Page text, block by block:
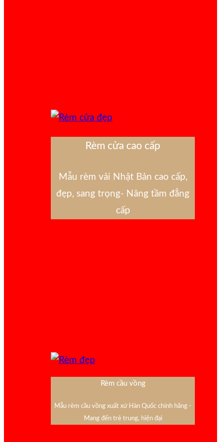
Rèm cửa cao cấp
Mẫu rèm vải Nhật Bản cao cấp,
đẹp, sang trọng- Nâng tầm đẳng
cấp
Rèm cầu vồng
Mẫu rèm cầu vồng xuất xứ Hàn Quốc chính hãng -
Mang đến trẻ trung, hiện đại